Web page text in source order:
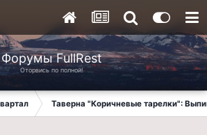
Форумы FullRest
Оторвись по полной!
Таверна "Коричневые тарелки":